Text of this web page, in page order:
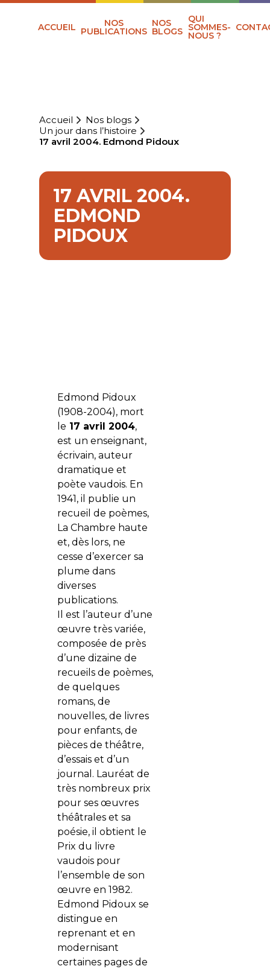
ACCUEIL NOS
PUBLICATIONS
NOS
BLOGS
QUI
SOMMES-
NOUS ?
Accueil
Nos blogs
Un jour dans l’histoire
17 avril 2004. Edmond Pidoux
17 AVRIL 2004.
EDMOND
PIDOUX
Edmond Pidoux
(1908-2004), mort
le 17 avril 2004,
est un enseignant,
écrivain, auteur
dramatique et
poète vaudois. En
1941, il publie un
recueil de poèmes,
La Chambre haute
et, dès lors, ne
cesse d’exercer sa
plume dans
diverses
publications.
Il est l’auteur d’une
œuvre très variée,
composée de près
d’une dizaine de
recueils de poèmes,
de quelques
romans, de
nouvelles, de livres
pour enfants, de
pièces de théâtre,
d’essais et d’un
journal. Lauréat de
très nombreux prix
pour ses œuvres
théâtrales et sa
poésie, il obtient le
Prix du livre
vaudois pour
l’ensemble de son
œuvre en 1982.
Edmond Pidoux se
distingue en
reprenant et en
modernisant
certaines pages de